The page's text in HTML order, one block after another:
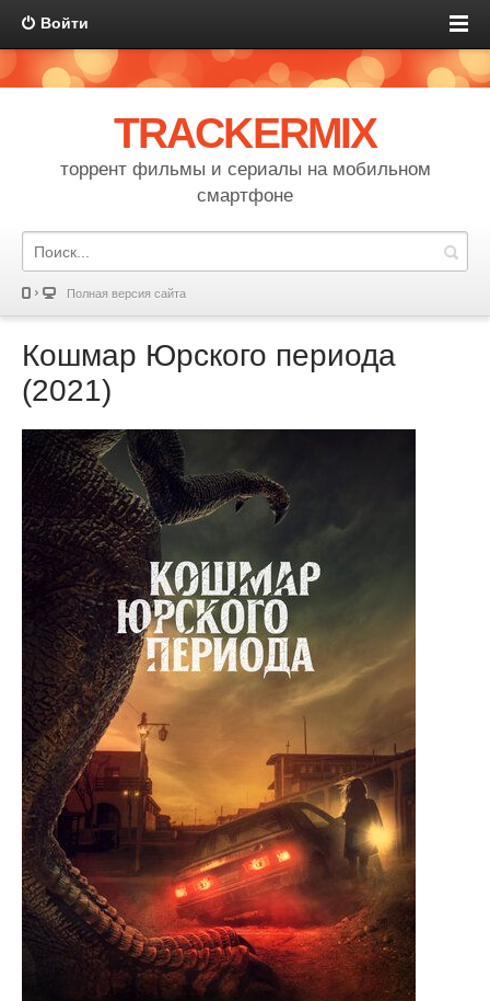
Войти
TRACKERMIX
торрент фильмы и сериалы на мобильном
смартфоне
Полная версия сайта
Кошмар Юрского периода
(2021)